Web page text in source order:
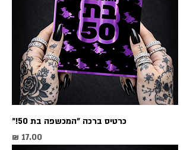
כרטיס ברכה ״המכשפה בת 50!״
מחיר